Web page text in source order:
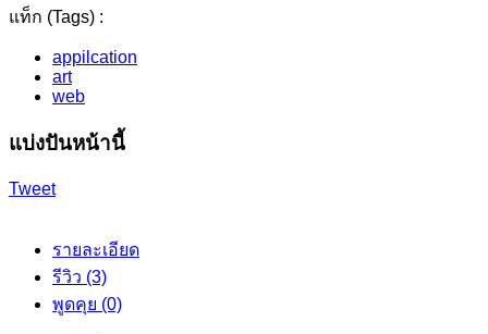
แท็ก (Tags) :
appilcation
art
web
แบ่งปันหน้านี้
Tweet
รายละเอียด
รีวิว (3)
พูดคุย (0)